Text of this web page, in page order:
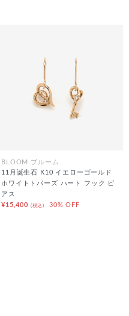
BLOOM ブルーム
11月誕生石 K10 イエローゴールド
ホワイトトパーズ ハート フック ピ
アス
¥15,400 (税込) 30% OFF